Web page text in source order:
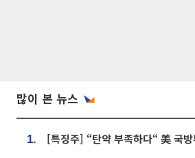
많이 본 뉴스
1.